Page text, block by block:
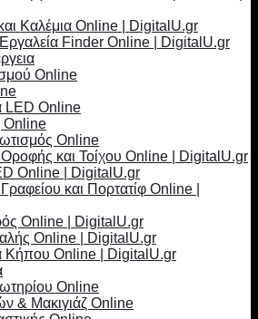
Καλέμια Online | DigitalU.gr
Εργαλεία Finder Online | DigitalU.gr
Online
LED Online
Online
Online
Οροφής και Τοίχου Online | DigitalU.gr
Online | DigitalU.gr
και Πορτατίφ Online |
Online | DigitalU.gr
Online | DigitalU.gr
Κήπου Online | DigitalU.gr
Online
& Μακιγιάζ Online